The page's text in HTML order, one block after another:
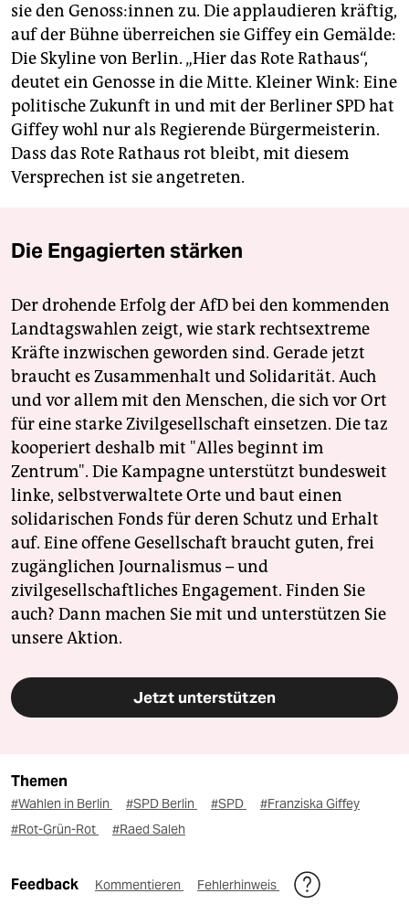
sie den Ge­nos­s:in­nen zu. Die applaudieren kräftig,
auf der Bühne überreichen sie Giffey ein Gemälde:
Die Skyline von Berlin. „Hier das Rote Rathaus“,
deutet ein Genosse in die Mitte. Kleiner Wink: Eine
politische Zukunft in und mit der Berliner SPD hat
Giffey wohl nur als Regierende Bürgermeisterin.
Dass das Rote Rathaus rot bleibt, mit diesem
Versprechen ist sie angetreten.
Die Engagierten stärken
Der drohende Erfolg der AfD bei den kommenden
Landtagswahlen zeigt, wie stark rechtsextreme
Kräfte inzwischen geworden sind. Gerade jetzt
braucht es Zusammenhalt und Solidarität. Auch
und vor allem mit den Menschen, die sich vor Ort
für eine starke Zivilgesellschaft einsetzen. Die taz
kooperiert deshalb mit "Alles beginnt im
Zentrum". Die Kampagne unterstützt bundesweit
linke, selbstverwaltete Orte und baut einen
solidarischen Fonds für deren Schutz und Erhalt
auf. Eine offene Gesellschaft braucht guten, frei
zugänglichen Journalismus – und
zivilgesellschaftliches Engagement. Finden Sie
auch? Dann machen Sie mit und unterstützen Sie
unsere Aktion.
Jetzt unterstützen
Themen
#Wahlen in Berlin #SPD Berlin #SPD
#Franziska Giffey
#Rot-Grün-Rot
#Raed Saleh
Feedback Kommentieren Fehlerhinweis